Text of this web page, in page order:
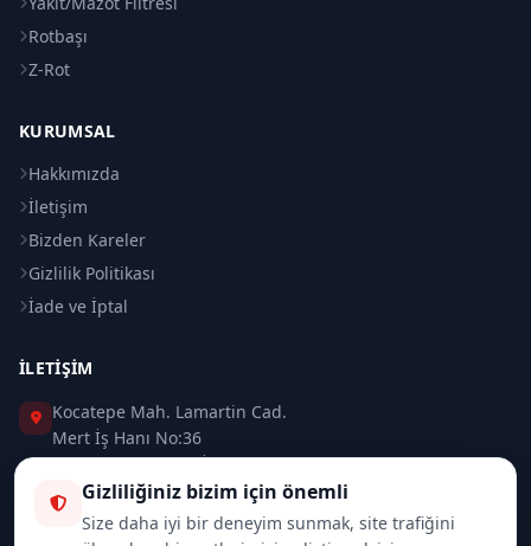
Rotbaşı
Z-Rot
KURUMSAL
Hakkımızda
İletişim
Bizden Kareler
Gizlilik Politikası
İade ve İptal
İLETIŞIM
Kocatepe Mah. Lamartin Cad.
Mert İş Hanı No:36
Taksim / Beyoğlu / İSTANBUL
0 (212) 235 37 83
Gizliliğiniz bizim için önemli
Size daha iyi bir deneyim sunmak, site trafiğini